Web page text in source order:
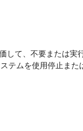
て、不要または
テムを使用停止ま